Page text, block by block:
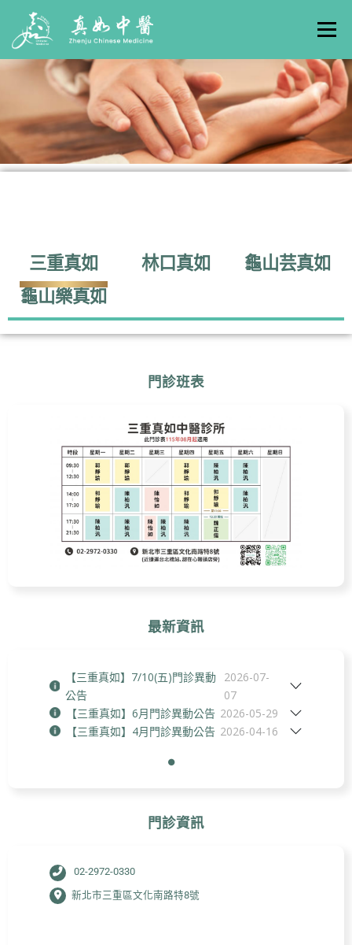
選單
關於真如 門診時間 服務項目 真人實例
養生專欄 線上掛號 聯絡我們 交通方式
三重真如 林口真如
龜山芸真如
龜山樂真如
門診班表
最新資訊
【三重真如】7/10(五)門診異動
公告
2026-07-
07
【三重真如】6月門診異動公告 2026-05-29
【三重真如】4月門診異動公告 2026-04-16
門診資訊
02-2972-0330
新北市三重區文化南路特8號